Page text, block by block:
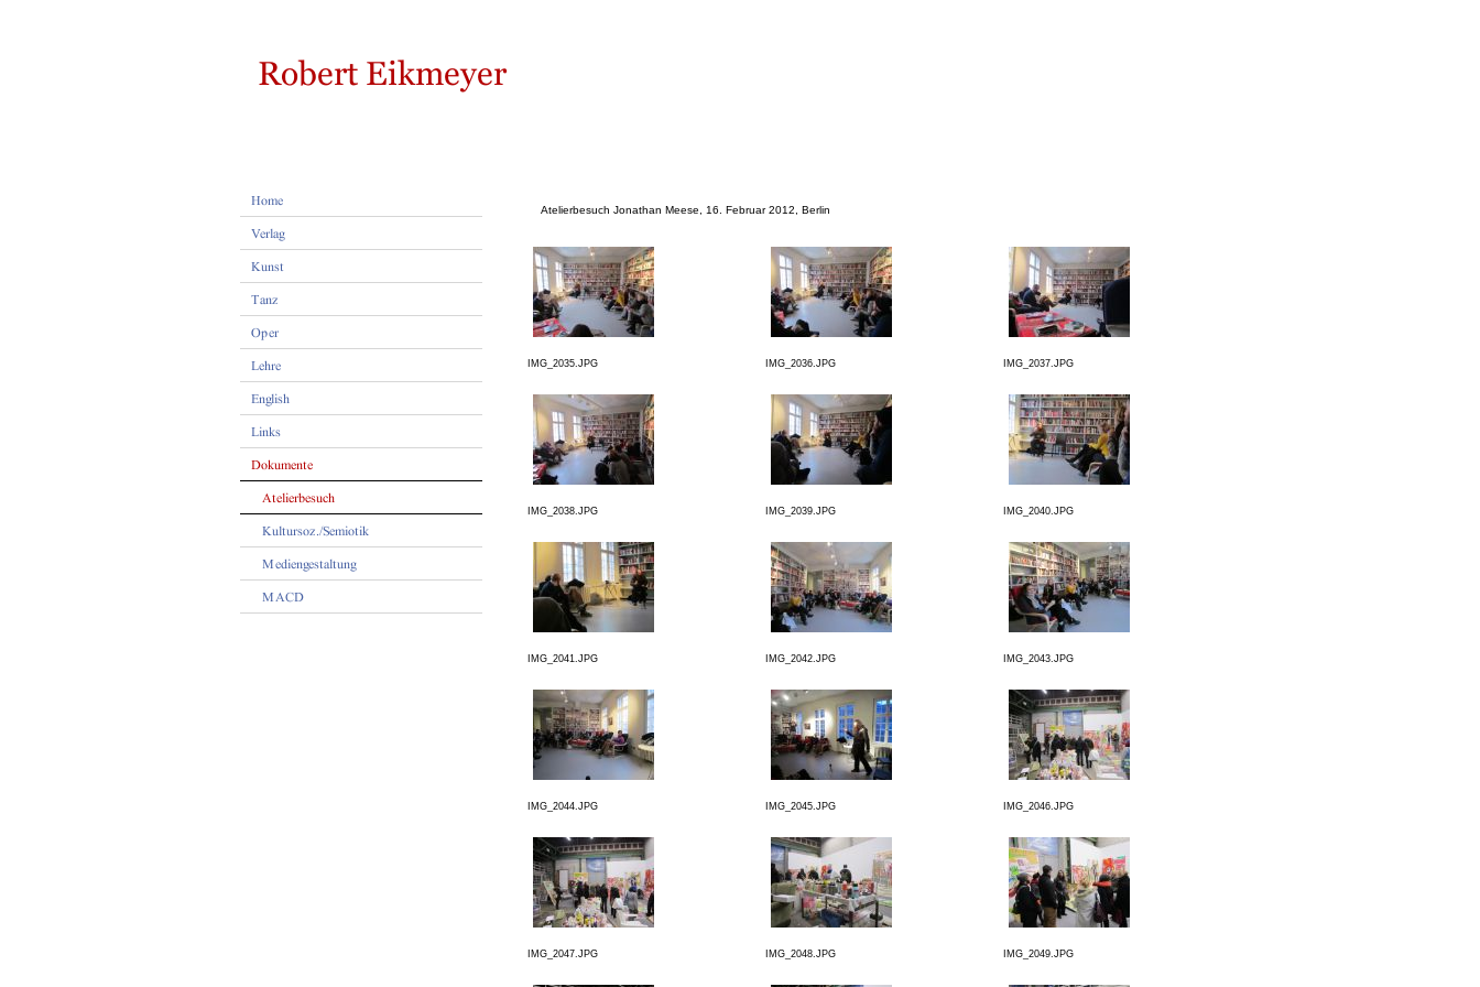
Atelierbesuch Jonathan Meese, 16. Februar 2012, Berlin
IMG_2035.JPG IMG_2036.JPG IMG_2037.JPG
IMG_2038.JPG IMG_2039.JPG IMG_2040.JPG
IMG_2041.JPG IMG_2042.JPG IMG_2043.JPG
IMG_2044.JPG IMG_2045.JPG IMG_2046.JPG
IMG_2047.JPG IMG_2048.JPG IMG_2049.JPG